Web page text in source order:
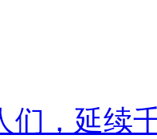
们，延续